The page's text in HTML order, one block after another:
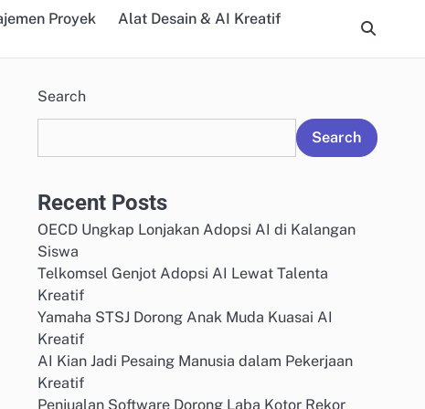
Proyek
Alat Desain & AI Kreatif
Search
Search
Recent Posts
OECD Ungkap Lonjakan Adopsi AI di Kalangan
Siswa
Telkomsel Genjot Adopsi AI Lewat Talenta
Kreatif
Yamaha STSJ Dorong Anak Muda Kuasai AI
Kreatif
AI Kian Jadi Pesaing Manusia dalam Pekerjaan
Kreatif
Penjualan Software Dorong Laba Kotor Rekor